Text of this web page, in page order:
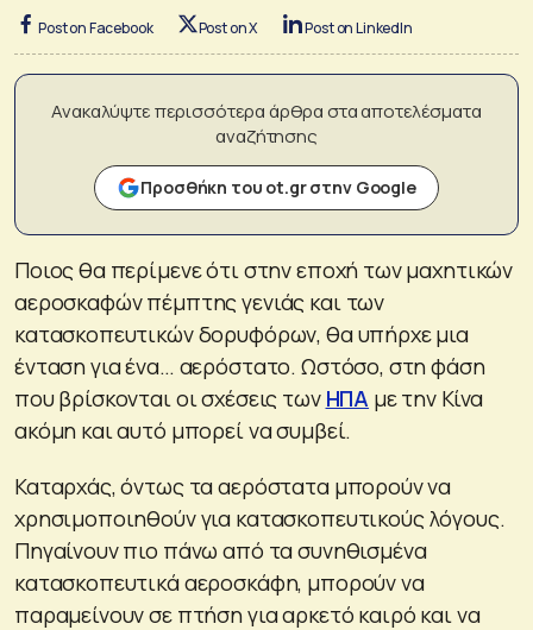
Post on Facebook Post on X Post on LinkedIn
Ανακαλύψτε περισσότερα άρθρα στα αποτελέσματα
αναζήτησης
Προσθήκη του ot.gr στην Google
Ποιος θα περίμενε ότι στην εποχή των μαχητικών
αεροσκαφών πέμπτης γενιάς και των
κατασκοπευτικών δορυφόρων, θα υπήρχε μια
ένταση για ένα… αερόστατο. Ωστόσο, στη φάση
που βρίσκονται οι σχέσεις των ΗΠΑ με την Κίνα
ακόμη και αυτό μπορεί να συμβεί.
Καταρχάς, όντως τα αερόστατα μπορούν να
χρησιμοποιηθούν για κατασκοπευτικούς λόγους.
Πηγαίνουν πιο πάνω από τα συνηθισμένα
κατασκοπευτικά αεροσκάφη, μπορούν να
παραμείνουν σε πτήση για αρκετό καιρό και να